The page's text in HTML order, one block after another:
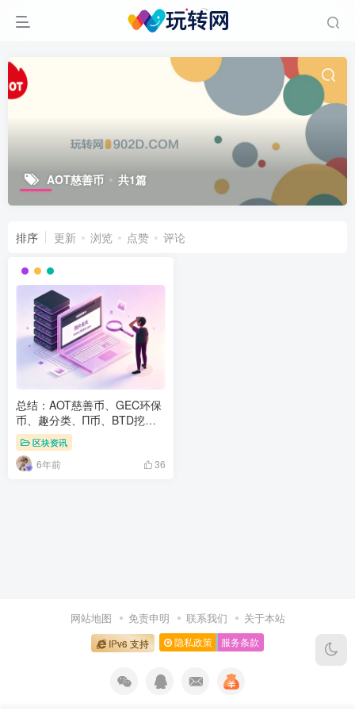
AOT慈善币 共1篇
排序 更新 浏览 点赞 评论
总结：AOT慈善币、GEC环保
币、趣分类、Π币、BTD挖
矿、兼职世界、智天下、耀健
康、天音短视频、本色世界等
项目简短评析
区块资讯
6年前 36
网站地图 免责申明 联系我们 关于本站
IPv6 支持 隐私政策 服务条款